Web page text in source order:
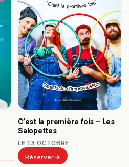
C’est la première fois – Les
Salopettes
LE 13 OCTOBRE
Réserver